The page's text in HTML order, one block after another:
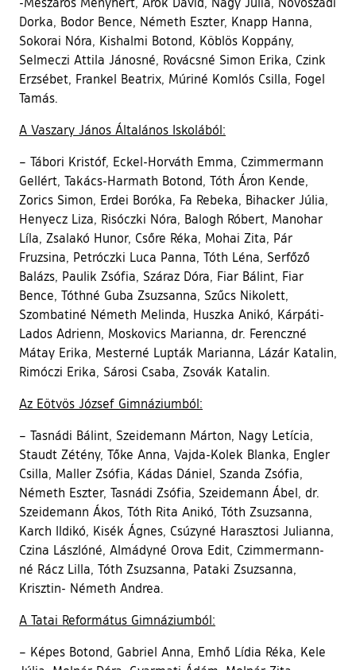
Dorka, Bodor Bence, Németh Eszter, Knapp Hanna,
Sokorai Nóra, Kishalmi Botond, Köblös Koppány,
Selmeczi Attila Jánosné, Rovácsné Simon Erika, Czink
Erzsébet, Frankel Beatrix, Múriné Komlós Csilla, Fogel
Tamás.
A Vaszary János Általános Iskolából:
– Tábori Kristóf, Eckel-Horváth Emma, Czimmermann
Gellért, Takács-Harmath Botond, Tóth Áron Kende,
Zorics Simon, Erdei Boróka, Fa Rebeka, Bihacker Júlia,
Henyecz Liza, Risóczki Nóra, Balogh Róbert, Manohar
Líla, Zsalakó Hunor, Csőre Réka, Mohai Zita, Pár
Fruzsina, Petróczki Luca Panna, Tóth Léna, Serfőző
Balázs, Paulik Zsófia, Száraz Dóra, Fiar Bálint, Fiar
Bence, Tóthné Guba Zsuzsanna, Szűcs Nikolett,
Szombatiné Németh Melinda, Huszka Anikó, Kárpáti-
Lados Adrienn, Moskovics Marianna, dr. Ferenczné
Mátay Erika, Mesterné Lupták Marianna, Lázár Katalin,
Rimóczi Erika, Sárosi Csaba, Zsovák Katalin.
Az Eötvös József Gimnáziumból:
– Tasnádi Bálint, Szeidemann Márton, Nagy Letícia,
Staudt Zétény, Tőke Anna, Vajda-Kolek Blanka, Engler
Csilla, Maller Zsófia, Kádas Dániel, Szanda Zsófia,
Németh Eszter, Tasnádi Zsófia, Szeidemann Ábel, dr.
Szeidemann Ákos, Tóth Rita Anikó, Tóth Zsuzsanna,
Karch Ildikó, Kisék Ágnes, Csúzyné Harasztosi Julianna,
Czina Lászlóné, Almádyné Orova Edit, Czimmermann-
né Rácz Lilla, Tóth Zsuzsanna, Pataki Zsuzsanna,
Krisztin- Németh Andrea.
A Tatai Református Gimnáziumból:
– Képes Botond, Gabriel Anna, Emhő Lídia Réka, Kele